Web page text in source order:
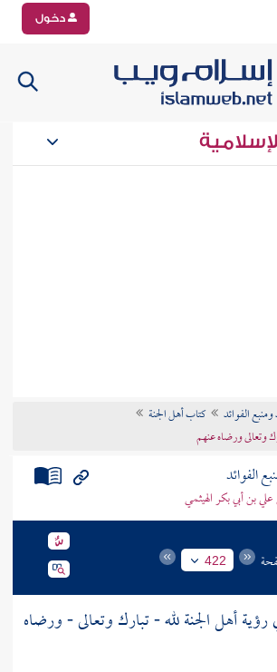
دخول
الفوائد
كتاب أهل الجنة
وتعالى ورضاه عنهم
الفوائد
بن أبي بكر الهيثمي
422
في رؤية أهل الجنة لله - تبارك وتعالى - ورضاه